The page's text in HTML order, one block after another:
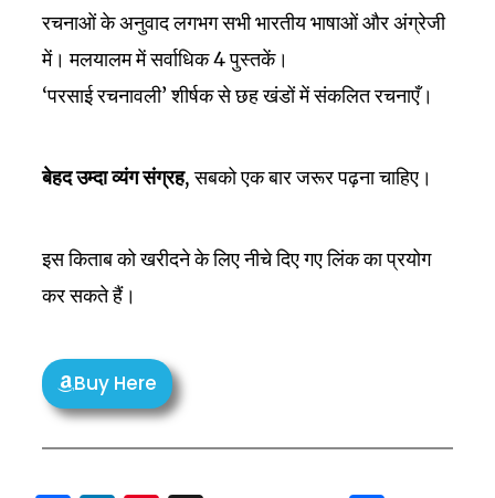
रचनाओं के अनुवाद लगभग सभी भारतीय भाषाओं और अंग्रेजी
में। मलयालम में सर्वाधिक 4 पुस्तकें।
‘परसाई रचनावली’ शीर्षक से छह खंडों में संकलित रचनाएँ।
बेहद उम्दा व्यंग संग्रह, सबको एक बार जरूर पढ़ना चाहिए।
इस किताब को खरीदने के लिए नीचे दिए गए लिंक का प्रयोग
कर सकते हैं।
Buy Here